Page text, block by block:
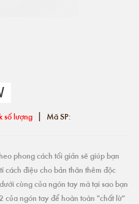
số lượng | Mã SP:
phong cách tối giản sẽ giúp bạn
cách điệu cho bản thân thêm độc
cùng của ngón tay mà tại sao bạn
của ngón tay để hoàn toàn "chất lừ"